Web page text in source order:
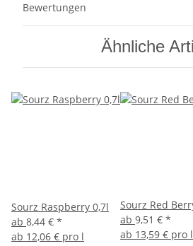
Bewertungen
Ähnliche
Sourz Raspberry 0,7l
ab 8,44 € *
ab 12,06 € pro l
Sourz Red
ab 9,51 € *
ab 13,59 € pro l